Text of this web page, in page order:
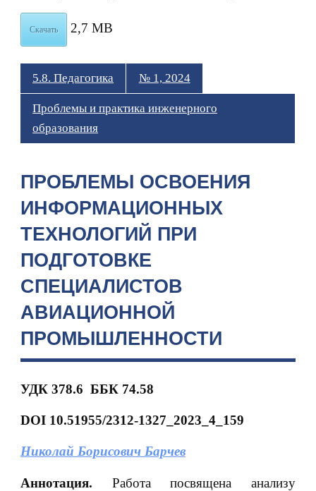
Скачать 2,7 MB
5.8. Педагогика № 1, 2024
Проблемы и практика инженерного
образования
ПРОБЛЕМЫ ОСВОЕНИЯ
ИНФОРМАЦИОННЫХ
ТЕХНОЛОГИЙ ПРИ
ПОДГОТОВКЕ
СПЕЦИАЛИСТОВ
АВИАЦИОННОЙ
ПРОМЫШЛЕННОСТИ
УДК 378.6 ББК 74.58
DOI10.51955/2312-1327_2023_4_159
Николай Борисович Барчев
Аннотация. Работа посвящена анализу